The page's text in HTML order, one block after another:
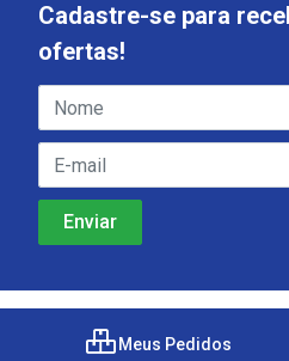
Cadastre-se para
ofertas!
Meus Pedidos